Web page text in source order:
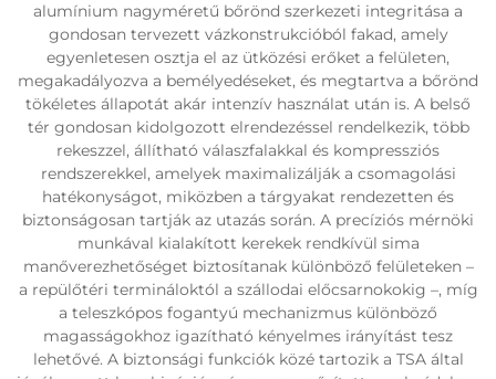
alumínium nagyméretű bőrönd szerkezeti integritása a
gondosan tervezett vázkonstrukcióból fakad, amely
egyenletesen osztja el az ütközési erőket a felületen,
megakadályozva a bemélyedéseket, és megtartva a bőrönd
tökéletes állapotát akár intenzív használat után is. A belső
tér gondosan kidolgozott elrendezéssel rendelkezik, több
rekeszzel, állítható válaszfalakkal és kompressziós
rendszerekkel, amelyek maximalizálják a csomagolási
hatékonyságot, miközben a tárgyakat rendezetten és
biztonságosan tartják az utazás során. A precíziós mérnöki
munkával kialakított kerekek rendkívül sima
manőverezhetőséget biztosítanak különböző felületeken –
a repülőtéri termináloktól a szállodai előcsarnokokig –, míg
a teleszkópos fogantyú mechanizmus különböző
magasságokhoz igazítható kényelmes irányítást tesz
lehetővé. A biztonsági funkciók közé tartozik a TSA által